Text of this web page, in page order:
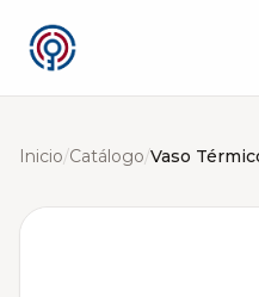
Inicio/Catálogo/Vaso